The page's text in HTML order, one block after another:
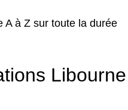
A à Z sur toute la durée
Libourne